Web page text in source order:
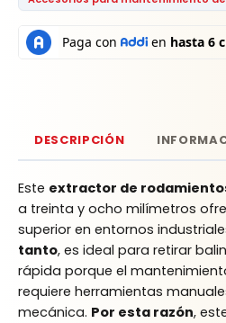
DESCRIPCIÓN
Este extractor de
a treinta y ocho milímetros
superior en entornos
tanto, es ideal para retirar
rápida porque el
requiere herramientas
mecánica. Por esta razón,